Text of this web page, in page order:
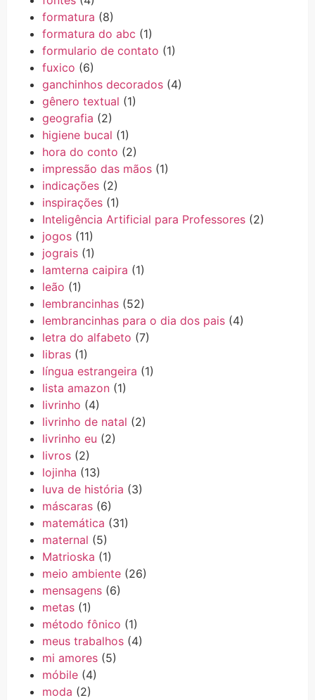
formatura (8)
formatura do abc (1)
formulario de contato (1)
fuxico (6)
ganchinhos decorados (4)
gênero textual (1)
geografia (2)
higiene bucal (1)
hora do conto (2)
impressão das mãos (1)
indicações (2)
inspirações (1)
Inteligência Artificial para Professores (2)
jogos (11)
jograis (1)
lamterna caipira (1)
leão (1)
lembrancinhas (52)
lembrancinhas para o dia dos pais (4)
letra do alfabeto (7)
libras (1)
língua estrangeira (1)
lista amazon (1)
livrinho (4)
livrinho de natal (2)
livrinho eu (2)
livros (2)
lojinha (13)
luva de história (3)
máscaras (6)
matemática (31)
maternal (5)
Matrioska (1)
meio ambiente (26)
mensagens (6)
metas (1)
método fônico (1)
meus trabalhos (4)
mi amores (5)
móbile (4)
moda (2)